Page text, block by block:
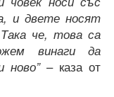
и двете носят
че, това са
винаги да
ново”– каза от